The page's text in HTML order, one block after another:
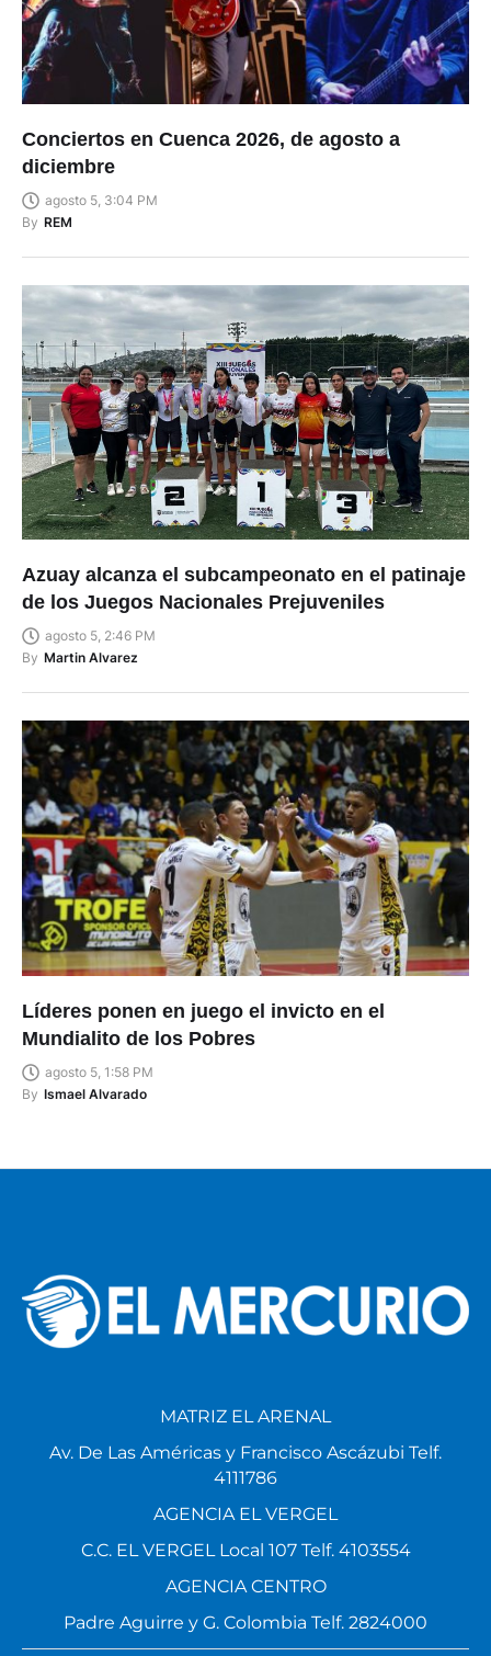
Conciertos en Cuenca 2026, de agosto a
diciembre
agosto 5, 3:04 PM
By REM
Azuay alcanza el subcampeonato en el patinaje
de los Juegos Nacionales Prejuveniles
agosto 5, 2:46 PM
By Martin Alvarez
Líderes ponen en juego el invicto en el
Mundialito de los Pobres
agosto 5, 1:58 PM
By Ismael Alvarado
MATRIZ EL ARENAL
Av. De Las Américas y Francisco Ascázubi Telf.
4111786
AGENCIA EL VERGEL
C.C. EL VERGEL Local 107 Telf. 4103554
AGENCIA CENTRO
Padre Aguirre y G. Colombia Telf. 2824000